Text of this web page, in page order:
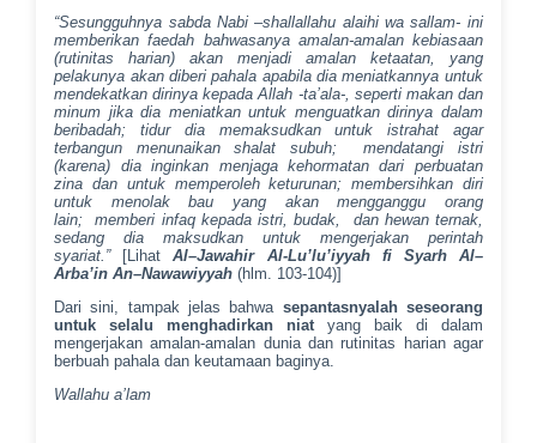
“Sesungguhnya sabda Nabi –shallallahu alaihi wa sallam- ini
memberikan faedah bahwasanya amalan-amalan kebiasaan
(rutinitas harian) akan menjadi amalan ketaatan, yang
pelakunya akan diberi pahala apabila dia meniatkannya untuk
mendekatkan dirinya kepada Allah -ta’ala-, seperti makan dan
minum jika dia meniatkan untuk menguatkan dirinya dalam
beribadah; tidur dia memaksudkan untuk istrahat agar
terbangun menunaikan shalat subuh; mendatangi istri
(karena) dia inginkan menjaga kehormatan dari perbuatan
zina dan untuk memperoleh keturunan; membersihkan diri
untuk menolak bau yang akan mengganggu orang
lain; memberi infaq kepada istri, budak, dan hewan ternak,
sedang dia maksudkan untuk mengerjakan perintah
syariat.”[LihatAl–Jawahir Al-Lu’lu’iyyah fi Syarh Al–
Arba’in An–Nawawiyyah (hlm. 103-104)]
Dari sini, tampak jelas bahwa sepantasnyalah seseorang
untuk selalu menghadirkan niatyang baik di dalam
mengerjakan amalan-amalan dunia dan rutinitas harian agar
berbuah pahala dan keutamaan baginya.
Wallahu a’lam